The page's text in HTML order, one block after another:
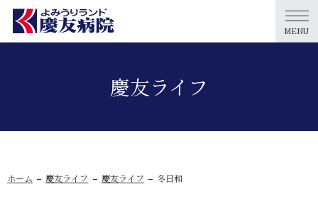
MENU
慶友ライフ
ホーム 慶友ライフ 慶友ライフ 冬日和